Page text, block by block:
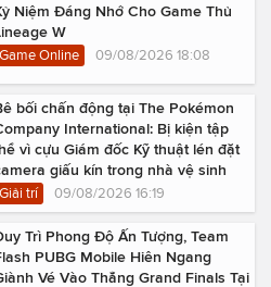
Niệm Đáng Nhớ Cho Game Thủ
W
Game Online 09/08/2026 18:08
bối chấn động tại The Pokémon
International: Bị kiện tập
vì cựu Giám đốc Kỹ thuật lén đặt
giấu kín trong nhà vệ sinh
Giải trí 09/08/2026 16:19
Trì Phong Độ Ấn Tượng, Team
PUBG Mobile Hiên Ngang
Vé Vào Thẳng Grand Finals Tại